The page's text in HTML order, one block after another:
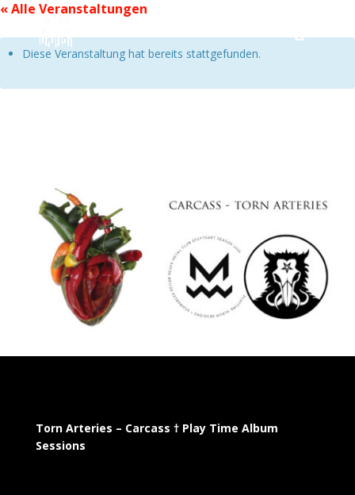
« Alle Veranstaltungen
Diese Veranstaltung hat bereits stattgefunden.
Torn Arteries – Carcass † Play Time Album
Sessions